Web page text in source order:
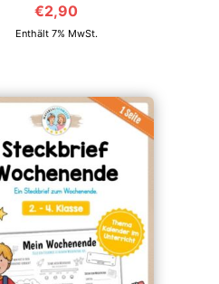
von 5
€2,90
Enthält 7% MwSt.